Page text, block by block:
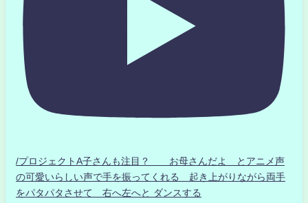
/プロジェクトA子さんも注目？ お母さんだよ とアニメ声
の可愛いらしい声で手を振ってくれる 起き上がりながら両手
をパタパタさせて 右へ左へと ダンスする